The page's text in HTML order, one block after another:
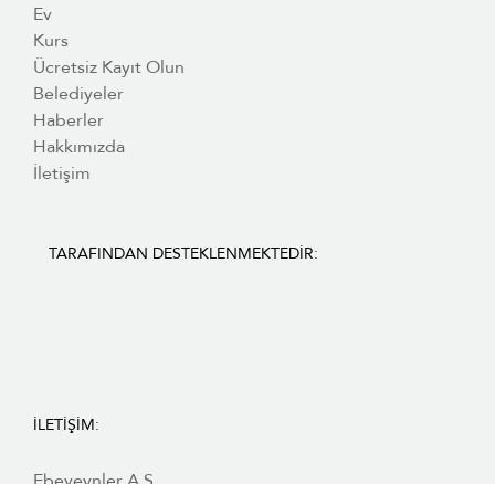
Ev
Kurs
Ücretsiz Kayıt Olun
Belediyeler
Haberler
Hakkımızda
İletişim
TARAFINDAN DESTEKLENMEKTEDIR:
İLETIŞIM: